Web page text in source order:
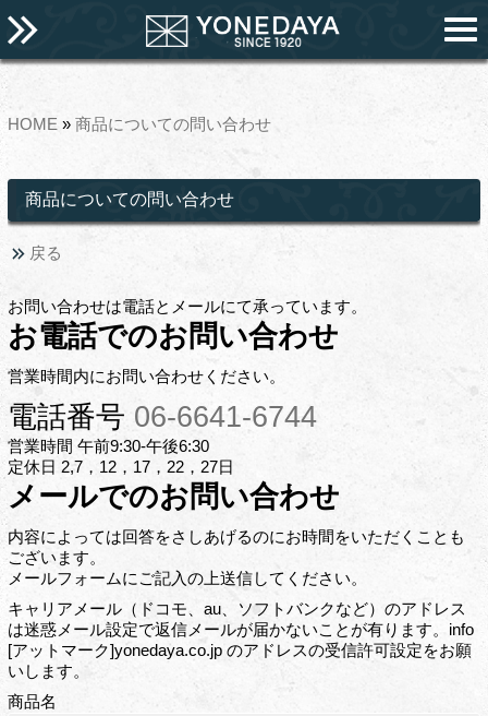
HOME » 商品についての問い合わせ
商品についての問い合わせ
戻る
お問い合わせは電話とメールにて承っています。
お電話でのお問い合わせ
営業時間内にお問い合わせください。
電話番号 06-6641-6744
営業時間 午前9:30-午後6:30
定休日 2,7，12，17，22，27日
メールでのお問い合わせ
内容によっては回答をさしあげるのにお時間をいただくことも
ございます。
メールフォームにご記入の上送信してください。
キャリアメール（ドコモ、au、ソフトバンクなど）のアドレス
は迷惑メール設定で返信メールが届かないことが有ります。info
[アットマーク]yonedaya.co.jp のアドレスの受信許可設定をお願
いします。
商品名